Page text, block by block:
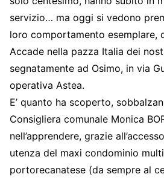
servizio… ma oggi si vedono
loro comportamento esemplare,
Accade nella pazza Italia dei
segnatamente ad Osimo, in via
operativa Astea.
E’ quanto ha scoperto,
Consigliera comunale Monica
nell’apprendere, grazie
utenza del maxi condominio
portorecanatese (da sempre al